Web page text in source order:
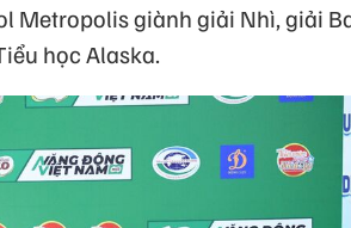
Metropolis giành giải Nhì, giải
học Alaska.